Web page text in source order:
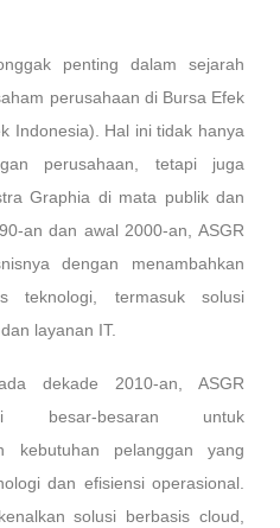
penting dalam sejarah
perusahaan di Bursa Efek
Indonesia). Hal ini tidak hanya
perusahaan, tetapi juga
Graphia di mata publik dan
an dan awal 2000-an, ASGR
dengan menambahkan
teknologi, termasuk solusi
layanan IT.
dekade 2010-an, ASGR
besar-besaran untuk
kebutuhan pelanggan yang
dan efisiensi operasional.
solusi berbasis cloud,